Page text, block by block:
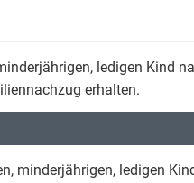
ledigen Kind
erhalten.
minderjährigen, ledigen